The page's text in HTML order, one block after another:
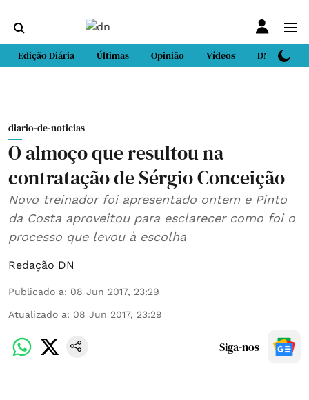
Edição Diária Últimas Opinião Vídeos DN Sport
diario-de-noticias
O almoço que resultou na
contratação de Sérgio Conceição
Novo treinador foi apresentado ontem e Pinto
da Costa aproveitou para esclarecer como foi o
processo que levou à escolha
Redação DN
Publicado a: 08 Jun 2017, 23:29
Atualizado a: 08 Jun 2017, 23:29
Siga-nos